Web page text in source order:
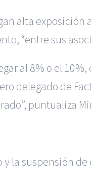
alta exposición
“entre sus
al 8% o el
delegado de
puntualiza
la suspensión